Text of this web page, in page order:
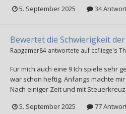
5. September 2025
34
Bewertet die Schwierigkeit
Rapgamer84 antwortete auf ccfliege's
Für mich auch eine 9 Ich spiele sehr
war schon heftig. Anfangs machte
Nach einiger Zeit und mit
5. September 2025
77